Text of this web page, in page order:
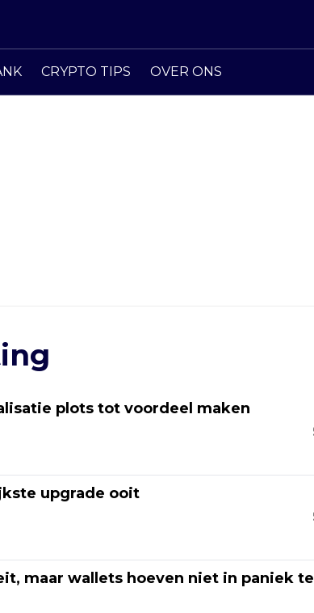
CRYPTO TIPS OVER ONS
plots tot voordeel maken
upgrade ooit
maar wallets hoeven niet in paniek te